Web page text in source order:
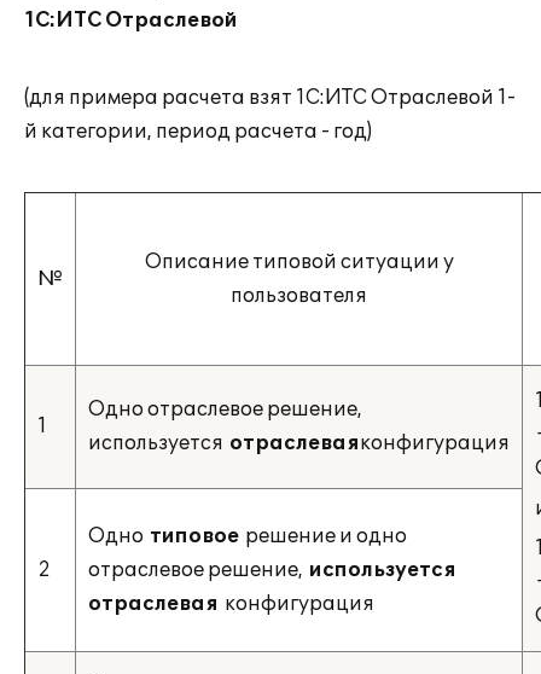
1С:ИТС Отраслевой
(для примера расчета взят 1С:ИТС Отраслевой 1-
й категории, период расчета - год)
№
Описание типовой ситуации у
пользователя
1
Одно отраслевое решение,
используется отраслеваяконфигурация
2
Одно типовое решение и одно
отраслевое решение, используется
отраслевая конфигурация